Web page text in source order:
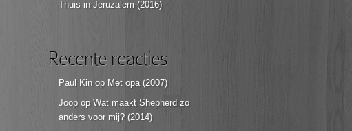
Thuis in Jeruzalem (2016)
Recente reacties
Paul Kin op Met opa (2007)
Joop op Wat maakt Shepherd zo
anders voor mij? (2014)